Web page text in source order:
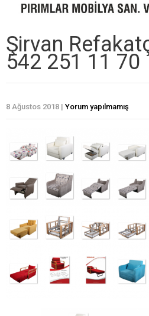
Şirvan
542 251 11 70
8 Ağustos 2018 | Yorum yapılmamış